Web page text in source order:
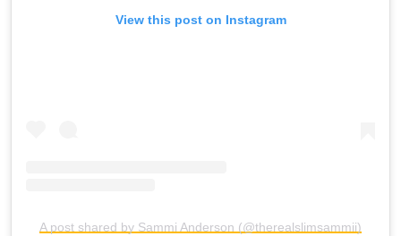
View this post on Instagram
A post shared by Sammi Anderson (@therealslimsammii)